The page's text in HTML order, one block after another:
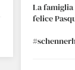
La
felice